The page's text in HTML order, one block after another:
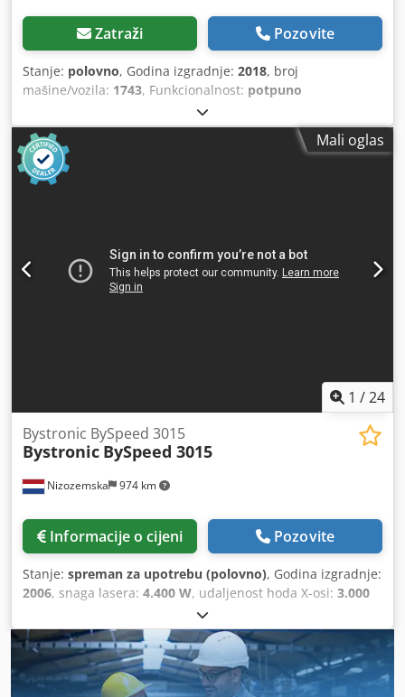
Zatraži Pozovite
Stanje: polovno, Godina izgradnje: 2018, broj
mašine/vozila: 1743, Funkcionalnost: potpuno
36.725 h
širina stola:2.000 mm, dužina stola:4.000 mm, ukupna
dužina:
3.000 mm, ukupna
masa:14.250 kg
Mali oglas
1 /24
Nizozemska 974 km
Bystronic BySpeed 3015
Bystronic BySpeed 3015
Informacije o cijeni Pozovite
Stanje: spreman za upotrebu (polovno), Godina izgradnje:
2006, snaga lasera: 4.400 W, udaljenost hoda X-osi: 3.000
, broj osovina: